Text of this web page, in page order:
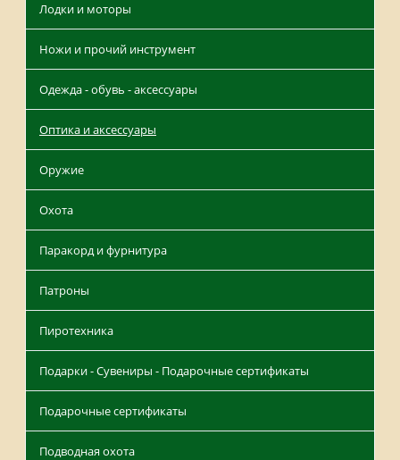
Лодки и моторы
Ножи и прочий инструмент
Одежда - обувь - аксессуары
Оптика и аксессуары
Оружие
Охота
Паракорд и фурнитура
Патроны
Пиротехника
Подарки - Сувениры - Подарочные сертификаты
Подарочные сертификаты
Подводная охота